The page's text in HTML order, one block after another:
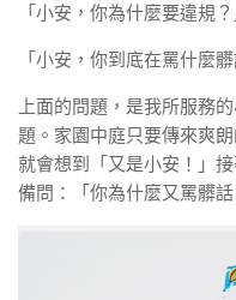
「小安，你為什麼要違規？
「小安，你到底在罵什麼髒
上面的問題，是我所服務
題。家園中庭只要傳來爽
就會想到「又是小安！」
備問：「你為什麼又罵髒話